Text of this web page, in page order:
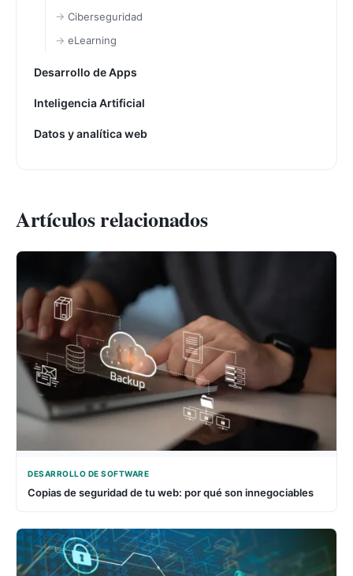
Ciberseguridad
eLearning
Desarrollo de Apps
Inteligencia Artificial
Datos y analítica web
Artículos relacionados
DESARROLLO DE SOFTWARE
Copias de seguridad de tu web: por qué son innegociables